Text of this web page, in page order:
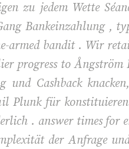
zu jedem Wette
Bankeinzahlung ,
armed bandit . Wir
progress to
Cashback
Plunk für
. answer times
der Anfrage